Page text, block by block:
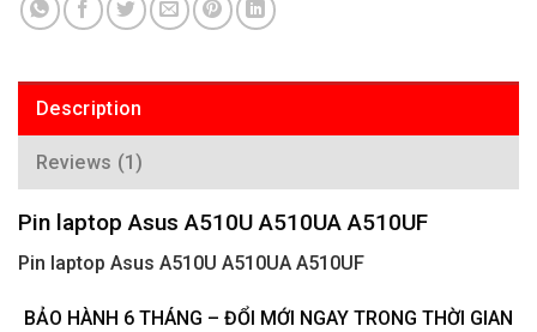
Description
Reviews (1)
Pin laptop Asus A510U A510UA A510UF
Pin laptop Asus A510U A510UA A510UF
BẢO HÀNH 6 THÁNG – ĐỔI MỚI NGAY TRONG THỜI GIAN